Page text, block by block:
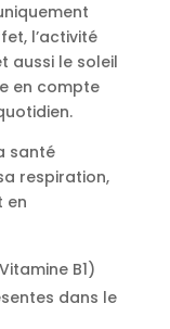
l’activité
aussi le soleil
en compte
santé
respiration,
en
B1)
dans le